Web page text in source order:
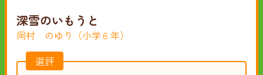
深雪のいもうと
岡村 のゆり（小学６年）
選評